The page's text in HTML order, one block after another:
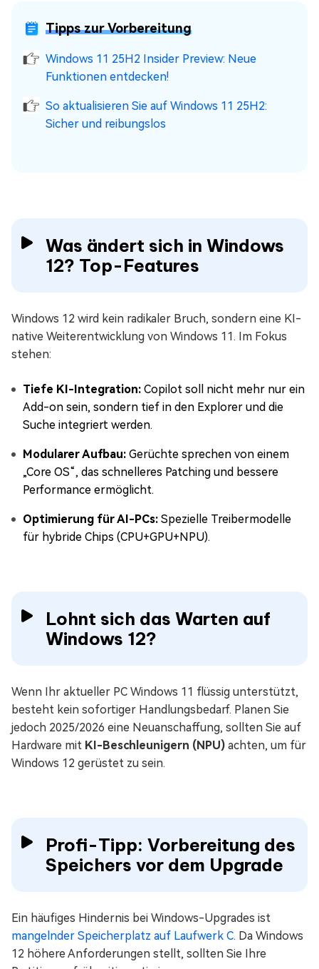
Tipps zur Vorbereitung
Windows 11 25H2 Insider Preview: Neue
Funktionen entdecken!
So aktualisieren Sie auf Windows 11 25H2:
Sicher und reibungslos
Was ändert sich in Windows
12? Top-Features
Windows 12 wird kein radikaler Bruch, sondern eine KI-
native Weiterentwicklung von Windows 11. Im Fokus
stehen:
Tiefe KI-Integration: Copilot soll nicht mehr nur ein
Add-on sein, sondern tief in den Explorer und die
Suche integriert werden.
Modularer Aufbau: Gerüchte sprechen von einem
„Core OS“, das schnelleres Patching und bessere
Performance ermöglicht.
Optimierung für AI-PCs: Spezielle Treibermodelle
für hybride Chips (CPU+GPU+NPU).
Lohnt sich das Warten auf
Windows 12?
Wenn Ihr aktueller PC Windows 11 flüssig unterstützt,
besteht kein sofortiger Handlungsbedarf. Planen Sie
jedoch 2025/2026 eine Neuanschaffung, sollten Sie auf
Hardware mit KI-Beschleunigern (NPU) achten, um für
Windows 12 gerüstet zu sein.
Profi-Tipp: Vorbereitung des
Speichers vor dem Upgrade
Ein häufiges Hindernis bei Windows-Upgrades ist
mangelnder Speicherplatz auf Laufwerk C. Da Windows
12 höhere Anforderungen stellt, sollten Sie Ihre